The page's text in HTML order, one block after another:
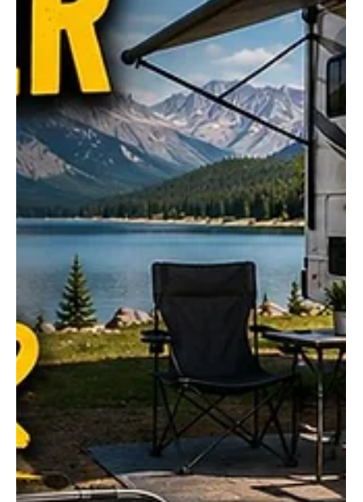
Les meilleures applications pour
trouver des aires de camping en
Smartphone en main, un propriétaire de VR n’est jamais
vraiment perdu : des applications dédiées recensent aires
de service, campings payants et spots gratuits en
quelques clics. Autrefois confinés aux guides papier, les
voyageurs s’appuient aujourd'hui sur des plateformes
numériques pour optimiser leur trajet et éviter les
mauvaises surprises (électricité manquante, accès
restreint aux grands motorisés). En 2025, la montée en
puissance des applications communautaires et paya